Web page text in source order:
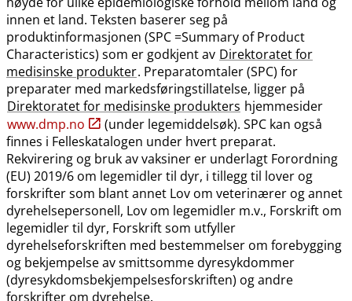
innen et land. Teksten baserer seg på
produktinformasjonen (SPC =Summary of Product
Characteristics) som er godkjent av Direktoratet for
medisinske produkter. Preparatomtaler (SPC) for
preparater med markedsføringstillatelse, ligger på
Direktoratet for medisinske produkters hjemmesider
www.dmp.no
(under legemiddelsøk). SPC kan også
finnes i Felleskatalogen under hvert preparat.
Rekvirering og bruk av vaksiner er underlagt Forordning
(EU) 2019/6 om legemidler til dyr, i tillegg til lover og
forskrifter som blant annet Lov om veterinærer og annet
dyrehelsepersonell, Lov om legemidler m.v., Forskrift om
legemidler til dyr, Forskrift som utfyller
dyrehelseforskriften med bestemmelser om forebygging
og bekjempelse av smittsomme dyresykdommer
(dyresykdomsbekjempelsesforskriften) og andre
forskrifter om dyrehelse.